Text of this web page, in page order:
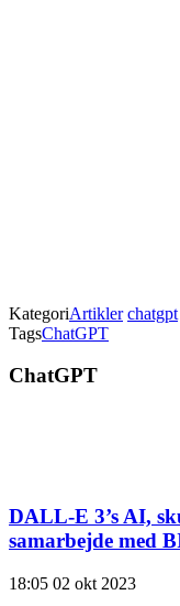
KategoriArtikler chatgpt
TagsChatGPT
ChatGPT
DALL-E 3’s AI,
samarbejde med
18:05 02 okt 2023